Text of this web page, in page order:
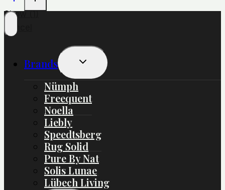
Show
Brands
Skift
Undermenu
Nümph
Freequent
Noella
Liebly
Speedtsberg
Rug Solid
Pure By Nat
Solis Lunae
Lübech Living